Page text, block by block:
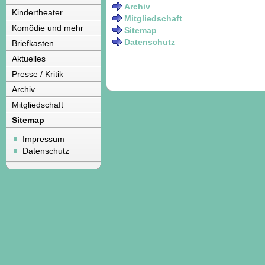
Kindertheater
Komödie und mehr
Briefkasten
Aktuelles
Presse / Kritik
Archiv
Mitgliedschaft
Sitemap
Impressum
Datenschutz
Archiv
Mitgliedschaft
Sitemap
Datenschutz